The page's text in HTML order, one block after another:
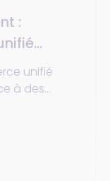
:
la
unifié
à des